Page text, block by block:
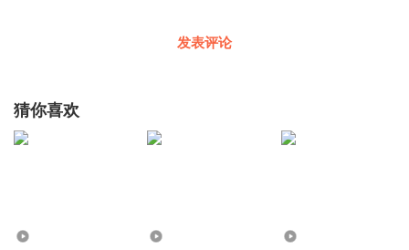
发表评论
猜你喜欢